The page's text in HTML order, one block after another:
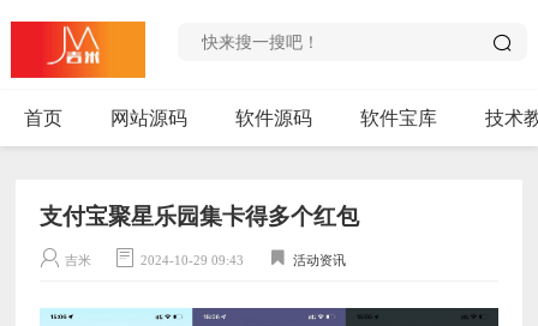
首页 网站源码 软件源码 软件宝库 技术
支付宝聚星乐园集卡得多个红包
吉米 2024-10-29 09:43 活动资讯